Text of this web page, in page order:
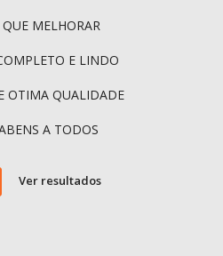
MELHORAR
E LINDO
OTIMA QUALIDADE
A TODOS
Ver resultados